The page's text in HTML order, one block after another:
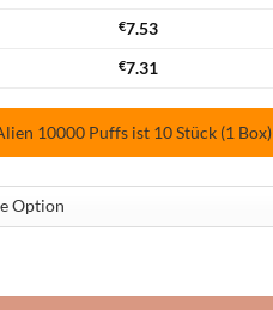
€7.53
€7.31
10000 Puffs ist 10 Stück (1 Box)